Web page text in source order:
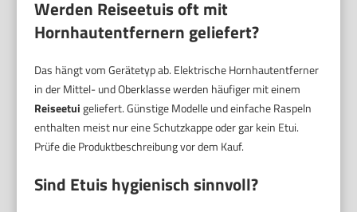
Werden Reiseetuis oft mit
Hornhautentfernern geliefert?
Das hängt vom Gerätetyp ab. Elektrische Hornhautentferner
in der Mittel- und Oberklasse werden häufiger mit einem
Reiseetuigeliefert. Günstige Modelle und einfache Raspeln
enthalten meist nur eine Schutzkappe oder gar kein Etui.
Prüfe die Produktbeschreibung vor dem Kauf.
Sind Etuis hygienisch sinnvoll?